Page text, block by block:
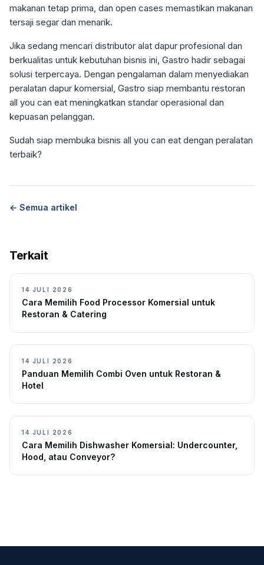
makanan tetap prima, dan open cases memastikan makanan
tersaji segar dan menarik.
Jika sedang mencari distributor alat dapur profesional dan
berkualitas untuk kebutuhan bisnis ini, Gastro hadir sebagai
solusi terpercaya. Dengan pengalaman dalam menyediakan
peralatan dapur komersial, Gastro siap membantu restoran
all you can eat meningkatkan standar operasional dan
kepuasan pelanggan.
Sudah siap membuka bisnis all you can eat dengan peralatan
terbaik?
← Semua artikel
Terkait
14 JULI 2026
Cara Memilih Food Processor Komersial untuk
Restoran & Catering
14 JULI 2026
Panduan Memilih Combi Oven untuk Restoran &
Hotel
14 JULI 2026
Cara Memilih Dishwasher Komersial: Undercounter,
Hood, atau Conveyor?